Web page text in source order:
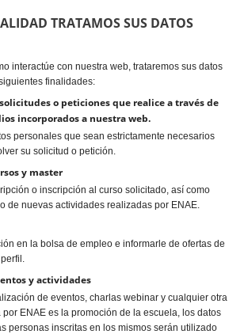
TRATAMOS SUS DATOS
interactúe con nuestra web, trataremos sus datos
finalidades:
o peticiones que realice a través de
incorporados a nuestra web.
personales que sean estrictamente necesarios
su solicitud o petición.
y master
o inscripción al curso solicitado, así como
de nuevas actividades realizadas por ENAE.
en la bolsa de empleo e informarle de ofertas de
y actividades
de eventos, charlas webinar y cualquier otra
ENAE es la promoción de la escuela, los datos
personas inscritas en los mismos serán utilizado